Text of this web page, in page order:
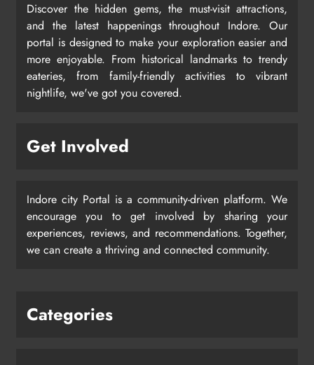
Discover the hidden gems, the must-visit attractions,
and the latest happenings throughout Indore. Our
portal is designed to make your exploration easier and
more enjoyable. From historical landmarks to trendy
eateries, from family-friendly activities to vibrant
nightlife, we've got you covered.
Get Involved
Indore city Portal is a community-driven platform. We
encourage you to get involved by sharing your
experiences, reviews, and recommendations. Together,
we can create a thriving and connected community.
Categories